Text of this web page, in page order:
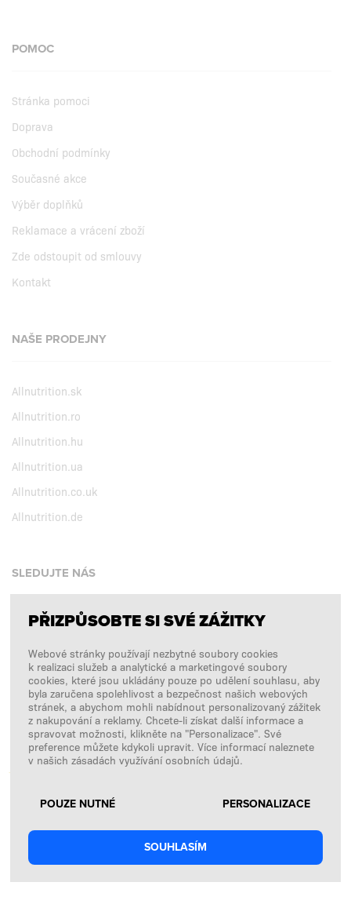
POMOC
Stránka pomoci
Doprava
Obchodní podmínky
Současné akce
Výběr doplňků
Reklamace a vrácení zboží
Zde odstoupit od smlouvy
Kontakt
NAŠE PRODEJNY
Allnutrition.sk
Allnutrition.ro
Allnutrition.hu
Allnutrition.ua
Allnutrition.co.uk
Allnutrition.de
SLEDUJTE NÁS
Facebook
Instagram
Copyright © 2026SFD S. A.
PLATBY ZPRACOVÁVÁ
PŘIZPŮSOBTE SI SVÉ ZÁŽITKY
Webové stránky používají nezbytné soubory cookies
k realizaci služeb a analytické a marketingové soubory
cookies, které jsou ukládány pouze po udělení souhlasu, aby
byla zaručena spolehlivost a bezpečnost našich webových
stránek, a abychom mohli nabídnout personalizovaný zážitek
z nakupování a reklamy. Chcete-li získat další informace a
spravovat možnosti, klikněte na "Personalizace". Své
preference můžete kdykoli upravit. Více informací naleznete
v našich zásadách využívání osobních údajů.
POUZE NUTNÉ PERSONALIZACE
SOUHLASÍM